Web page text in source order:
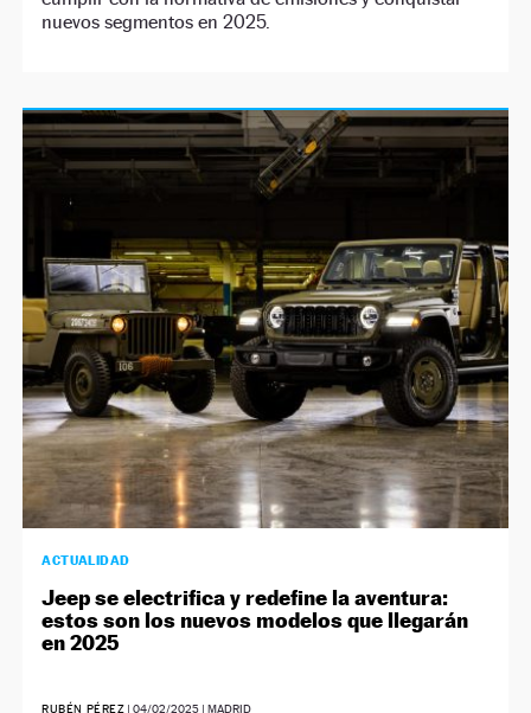
nuevos segmentos en 2025.
ACTUALIDAD
Jeep se electrifica y redefine la aventura:
estos son los nuevos modelos que llegarán
en 2025
RUBÉN PÉREZ |04/02/2025 | MADRID